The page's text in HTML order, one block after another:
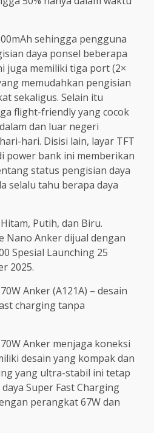
sehingga pengguna
daya ponsel beberapa
juga memiliki tiga port (2×
memudahkan pengisian
sekaligus. Selain itu
flight-friendly yang cocok
dan luar negeri
hari. Disisi lain, layar TFT
power bank ini memberikan
status pengisian daya
selalu tahu berapa daya
Putih, dan Biru.
Nano Anker dijual dengan
Spesial Launching 25
2025.
Anker (A121A) – desain
charging tanpa
Anker menjaga koneksi
desain yang kompak dan
yang ultra-stabil ini tetap
Super Fast Charging
perangkat 67W dan